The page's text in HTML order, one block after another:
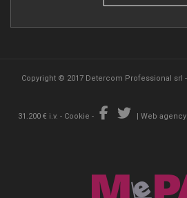
Copyright © 2017 Detercom Professional srl -
31.200 € i.v. - Cookie - | Web